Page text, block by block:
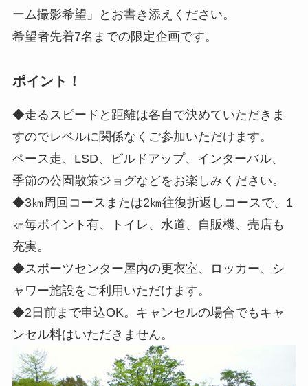
ーム撮影希望」とお書き添えください。
希望者先着7名までの限定企画です。
ポイント！
◆走るスピードと距離は各自で決めていただきま
すのでレベルに関係なくご参加いただけます。
ペース走、LSD、ビルドアップ、インターバル、
季節の公園散策ジョグなどをお楽しみください。
◆3㎞周回コースまたは2㎞往復折返しコースで、1
㎞毎ポイント有、トイレ、水道、自販機、売店も
充実。
◆スポーツセンター屋内の更衣室、ロッカー、シ
ャワー施設をご利用いただけます。
◆2日前まで申込OK。キャンセルの場合でもキャ
ンセル料はいただきません。